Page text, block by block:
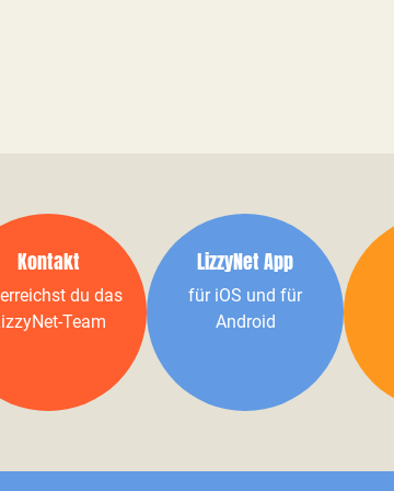
Kontakt
du das
Team
LizzyNet App
für iOS und für
Android